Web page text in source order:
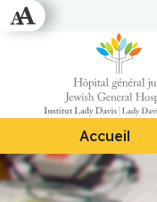
Accueil